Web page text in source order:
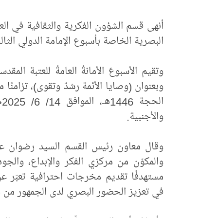
أنهى قسم الشؤون الفكرية والثقافية في
البصرية الخاصة بأسبوع الإمامة الدولي
وتقيم الأسبوعَ الأمانةُ العامةُ للعتبة
والأجنبية.
وقال ‏معاون رئيس القسم السيد رضوان
والمكوّن من مركزي الفكر والإبداع،
مستهدفًا تقديم مخرجات احترافية تعبّر
في تعزيز الحضور البصري لدى الجمهور